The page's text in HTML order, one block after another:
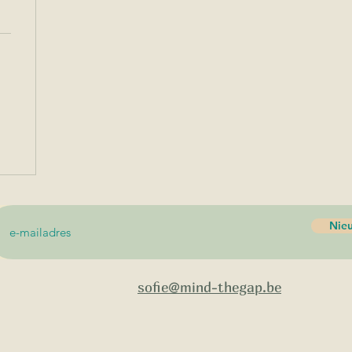
sofie@mind-thegap.be